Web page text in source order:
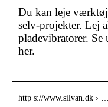
Du kan leje
selv-projekter. Lej
pladevibratorer.
her.
http s://www.silvan.dk ›